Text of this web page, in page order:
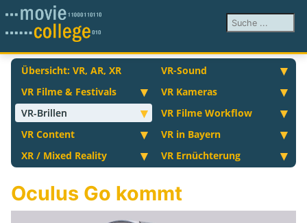
Suchen ...
Übersicht: VR, AR, XR
VR-Sound
VR Filme & Festivals
VR Kameras
VR-Brillen
VR Filme Workflow
VR Content
VR in Bayern
XR / Mixed Reality
VR Ernüchterung
Oculus Go kommt